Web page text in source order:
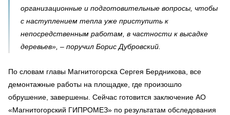
организационные и подготовительные вопросы, чтобы
с наступлением тепла уже приступить к
непосредственным работам, в частности к высадке
деревьев», – поручил Борис Дубровский.
По словам главы Магнитогорска Сергея Бердникова, все
демонтажные работы на площадке, где произошло
обрушение, завершены. Сейчас готовится заключение АО
«Магнитогорский ГИПРОМЕЗ» по результатам обследования